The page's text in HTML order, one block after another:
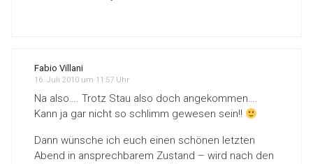
Fabio Villani
16. Juli 2010 um 11:57 Uhr
Na also…. Trotz Stau also doch angekommen….
Kann ja gar nicht so schlimm gewesen sein!!
Dann wünsche ich euch einen schönen letzten
Abend in ansprechbarem Zustand – wird nach den